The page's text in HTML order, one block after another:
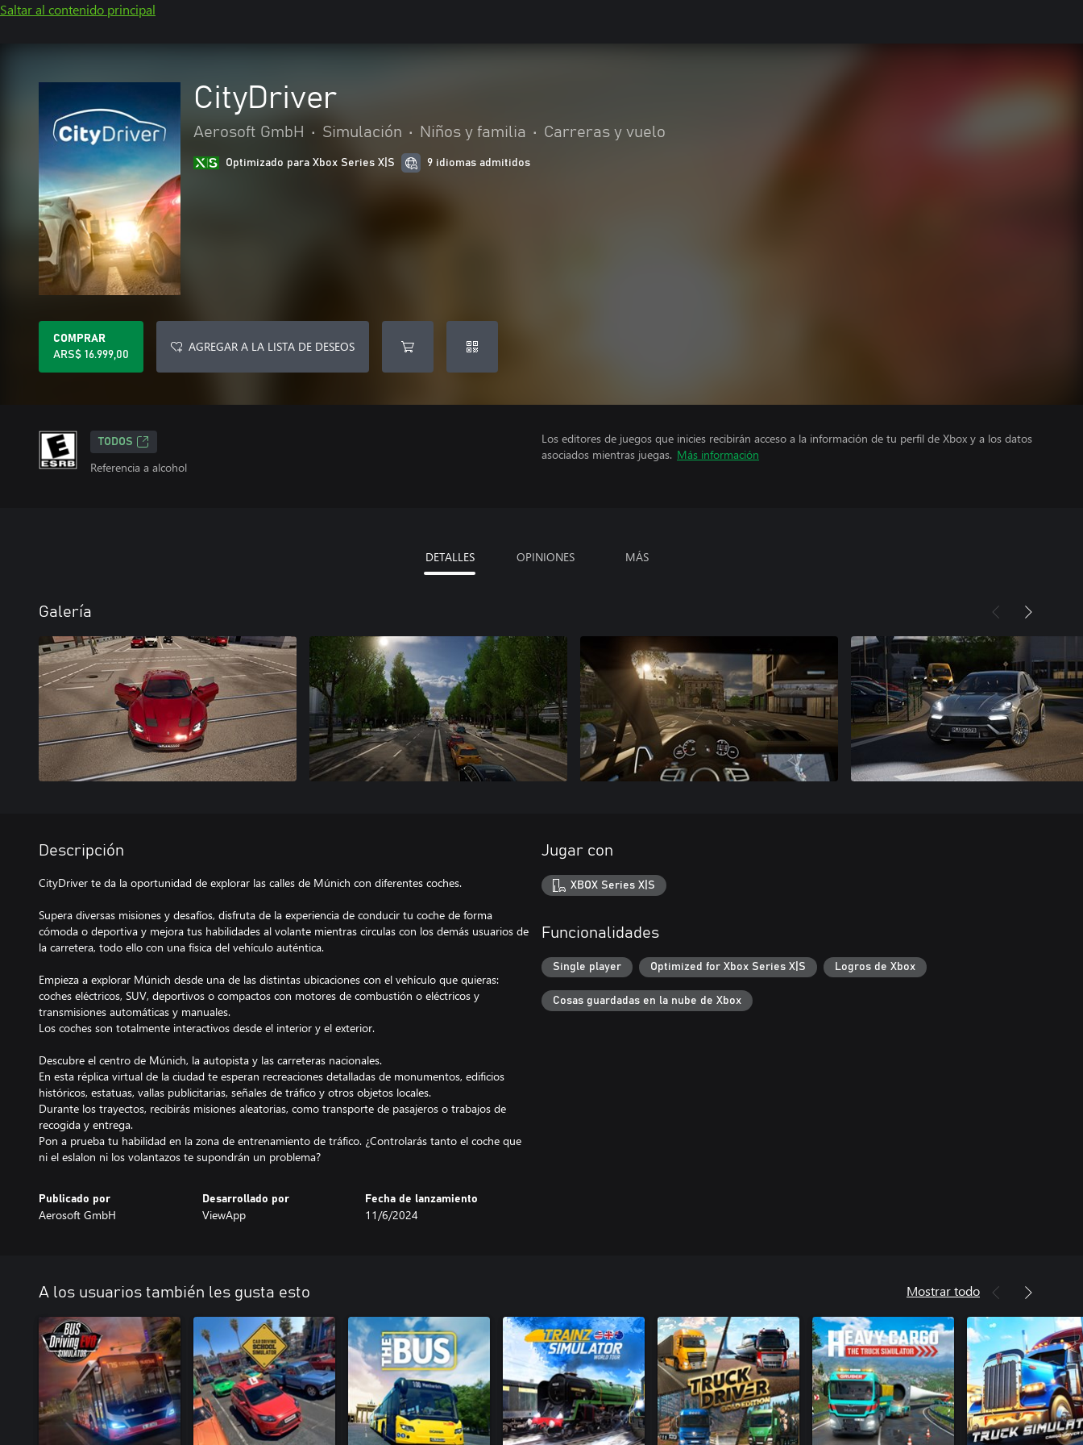
Saltar al contenido principal
CityDriver
Aerosoft GmbH • Simulación • Niños y familia • Carreras y vuelo
Optimizado para Xbox Series X|S 9 idiomas admitidos
COMPRAR
ARS$ 16.999,00
AGREGAR A LA LISTA DE DESEOS
TODOS
Referencia a alcohol
Los editores de juegos que inicies recibirán acceso a la información de tu perfil de Xbox y a los datos
asociados mientras juegas. Más información
DETALLES OPINIONES MÁS
Galería
Descripción
CityDriver te da la oportunidad de explorar las calles de Múnich con diferentes coches.
Supera diversas misiones y desafíos, disfruta de la experiencia de conducir tu coche de forma
cómoda o deportiva y mejora tus habilidades al volante mientras circulas con los demás usuarios de
la carretera, todo ello con una física del vehículo auténtica.
Empieza a explorar Múnich desde una de las distintas ubicaciones con el vehículo que quieras:
coches eléctricos, SUV, deportivos o compactos con motores de combustión o eléctricos y
transmisiones automáticas y manuales.
Los coches son totalmente interactivos desde el interior y el exterior.
Descubre el centro de Múnich, la autopista y las carreteras nacionales.
En esta réplica virtual de la ciudad te esperan recreaciones detalladas de monumentos, edificios
históricos, estatuas, vallas publicitarias, señales de tráfico y otros objetos locales.
Durante los trayectos, recibirás misiones aleatorias, como transporte de pasajeros o trabajos de
recogida y entrega.
Pon a prueba tu habilidad en la zona de entrenamiento de tráfico. ¿Controlarás tanto el coche que
ni el eslalon ni los volantazos te supondrán un problema?
Publicado por
Aerosoft GmbH
Desarrollado por
ViewApp
Fecha de lanzamiento
11/6/2024
Jugar con
XBOX Series X|S
Funcionalidades
Single player Optimized for Xbox Series X|S Logros de Xbox
Cosas guardadas en la nube de Xbox
A los usuarios también les gusta esto Mostrar todo